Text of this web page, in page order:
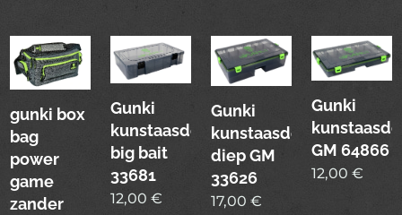
gunki box
bag
power
game
zander
Gunki
kunstaasdoos
big bait
33681
12,00 €
Gunki
kunstaasdoos
diep GM
33626
17,00 €
Gunki
GM 64866
12,00 €